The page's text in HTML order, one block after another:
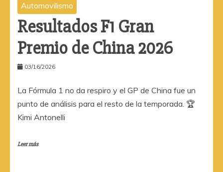
Automovilismo
Resultados F1 Gran
Premio de China 2026
03/16/2026
La Fórmula 1 no da respiro y el GP de China fue un
punto de análisis para el resto de la temporada. 🏆
Kimi Antonelli
Leer más